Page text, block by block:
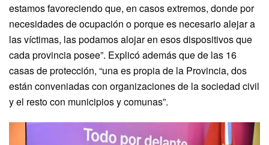
estamos favoreciendo que, en casos extremos, donde por
necesidades de ocupación o porque es necesario alejar a
las víctimas, las podamos alojar en esos dispositivos que
cada provincia posee”. Explicó además que de las 16
casas de protección, “una es propia de la Provincia, dos
están conveniadas con organizaciones de la sociedad civil
y el resto con municipios y comunas”.